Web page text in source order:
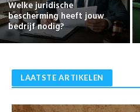
Welke juridische
bescherming heeft jouw
bedrijf nodig?
LAATSTE ARTIKELEN